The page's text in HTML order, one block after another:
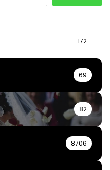
172
69
82
8706